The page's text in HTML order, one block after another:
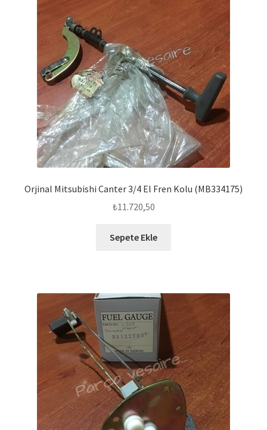
Orjinal Mitsubishi Canter 3/4 El Fren Kolu (MB334175)
₺11.720,50
Sepete Ekle